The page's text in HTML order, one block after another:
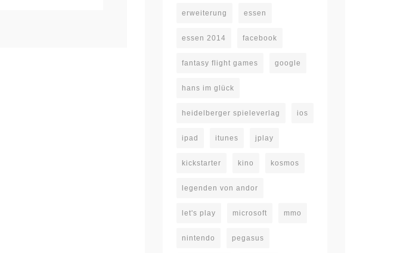
erweiterung essen
essen 2014 facebook
fantasy flight games google
hans im glück
heidelberger spieleverlag ios
ipad itunes jplay
kickstarter kino kosmos
legenden von andor
let's play microsoft mmo
nintendo pegasus